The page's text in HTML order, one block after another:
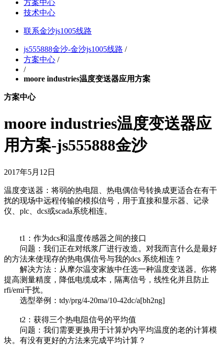
方案中心
技术中心
联系金沙js1005线路
js555888金沙-金沙js1005线路 /
方案中心 /
/
moore industries温度变送器应用方案
方案中心
moore industries温度变送器应
用方案-js555888金沙
2017年5月12日
温度变送器：将弱的热电阻、热电偶信号转换成更适合在有干
扰的现场中远程传输的模拟信号，用于直接和显示器、记录
仪、plc、dcs或scada系统相连。
t1：作为dcs和温度传感器之间的接口
问题：我们正在对纸浆厂进行改造。对我而言什么是最好
的方法来使现存的热电偶信号与我的dcs 系统相连？
解决方法：从摩尔温变家族中任选一种温度变送器。你将
提高测量精度，降低电缆成本，隔离信号，线性化并且防止
rfi/emi干扰。
选型举例：tdy/prg/4-20ma/10-42dc/a[bh2ng]
t2：获得三个热电阻信号的平均值
问题：我们需要更换用于计算炉内平均温度的老的计算模
块。有没有更好的方法来完成平均计算？